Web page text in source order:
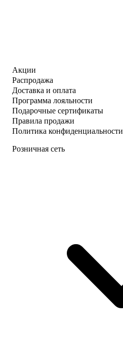
Акции
Распродажа
Доставка и оплата
Программа лояльности
Подарочные сертификаты
Правила продажи
Политика конфиденциальности
Розничная сеть